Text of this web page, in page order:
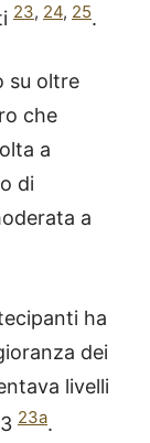
23, 24, 25.
su oltre
che
a
di
a
ha
dei
livelli
23a.